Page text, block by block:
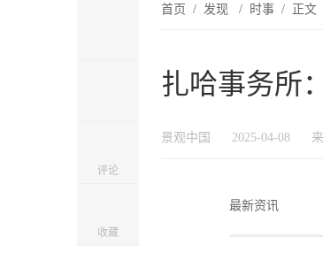
评论
收藏
首页 /发现 / 时事 / 正文
扎哈事务所
景观中国 2025-04-08
最新资讯